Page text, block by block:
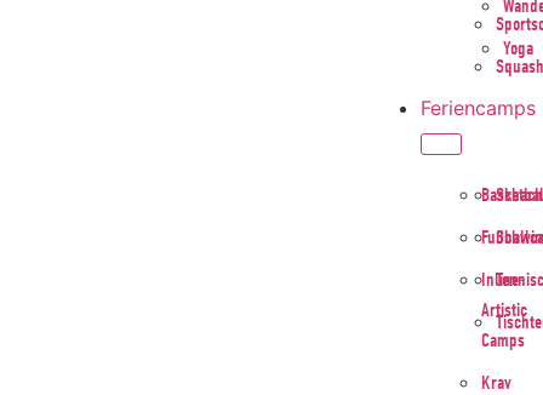
Squash
Yoga
Feriencamps
Inline-
Artistic
Camps
Krav